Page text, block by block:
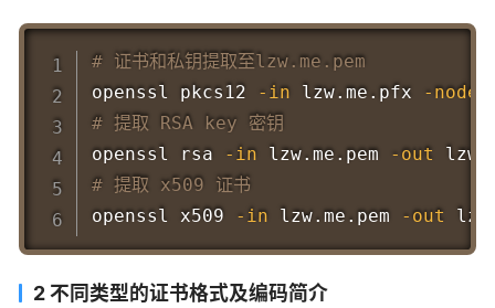
# 证书和私钥提取至lzw.me.pem
openssl pkcs12 -in lzw.me.pfx -nodes
# 提取 RSA key 密钥
openssl rsa -in lzw.me.pem -out
# 提取 x509 证书
openssl x509 -in lzw.me.pem -out
2 不同类型的证书格式及编码简介